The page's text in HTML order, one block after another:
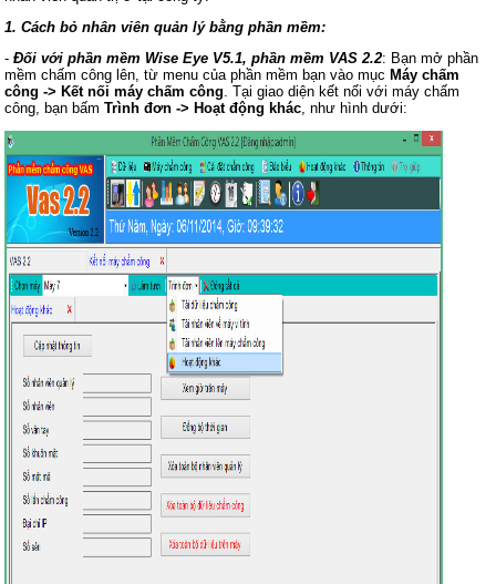
1. Cách bỏ nhân viên quản lý bằng phần mềm:
-Đối với phần mềm Wise Eye V5.1, phần mềm VAS 2.2: Bạn mở phần
mềm chấm công lên, từ menu của phần mềm bạn vào mục Máy chấm
công -> Kết nối máy chấm công. Tại giao diện kết nối với máy chấm
công, bạn bấmTrình đơn -> Hoạt động khác, như hình dưới: